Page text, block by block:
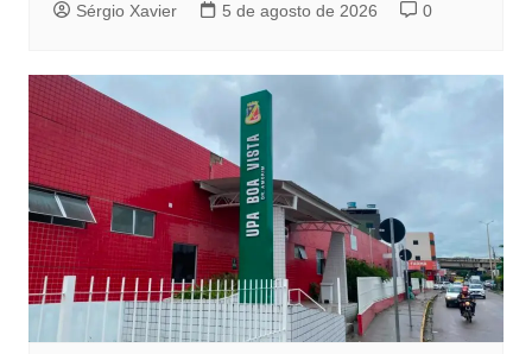
Sérgio Xavier 5 de agosto de 2026 0